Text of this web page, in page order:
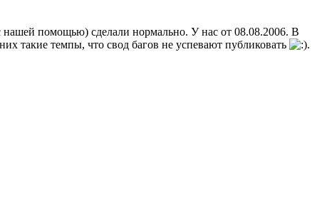
нашей помощью) сделали нормально. У нас от 08.08.2006. В
такие темпы, что свод багов не успевают публиковать
.